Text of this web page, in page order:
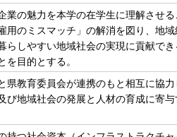
業の魅力を本学の在学生に理解させ
用のミスマッチ」の解消を図り、地
らしやすい地域社会の実現に貢献で
を目的とする。
県教育委員会が連携のもと相互に協
び地域社会の発展と人材の育成に寄